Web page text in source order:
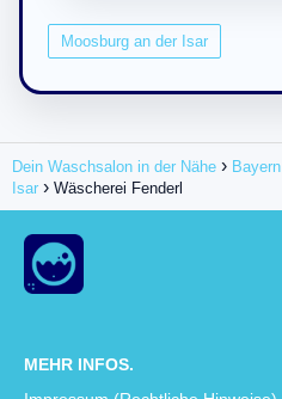
Moosburg an der Isar
Dein Waschsalon in der Nähe Bayern
Isar
Wäscherei Fenderl
MEHR INFOS.